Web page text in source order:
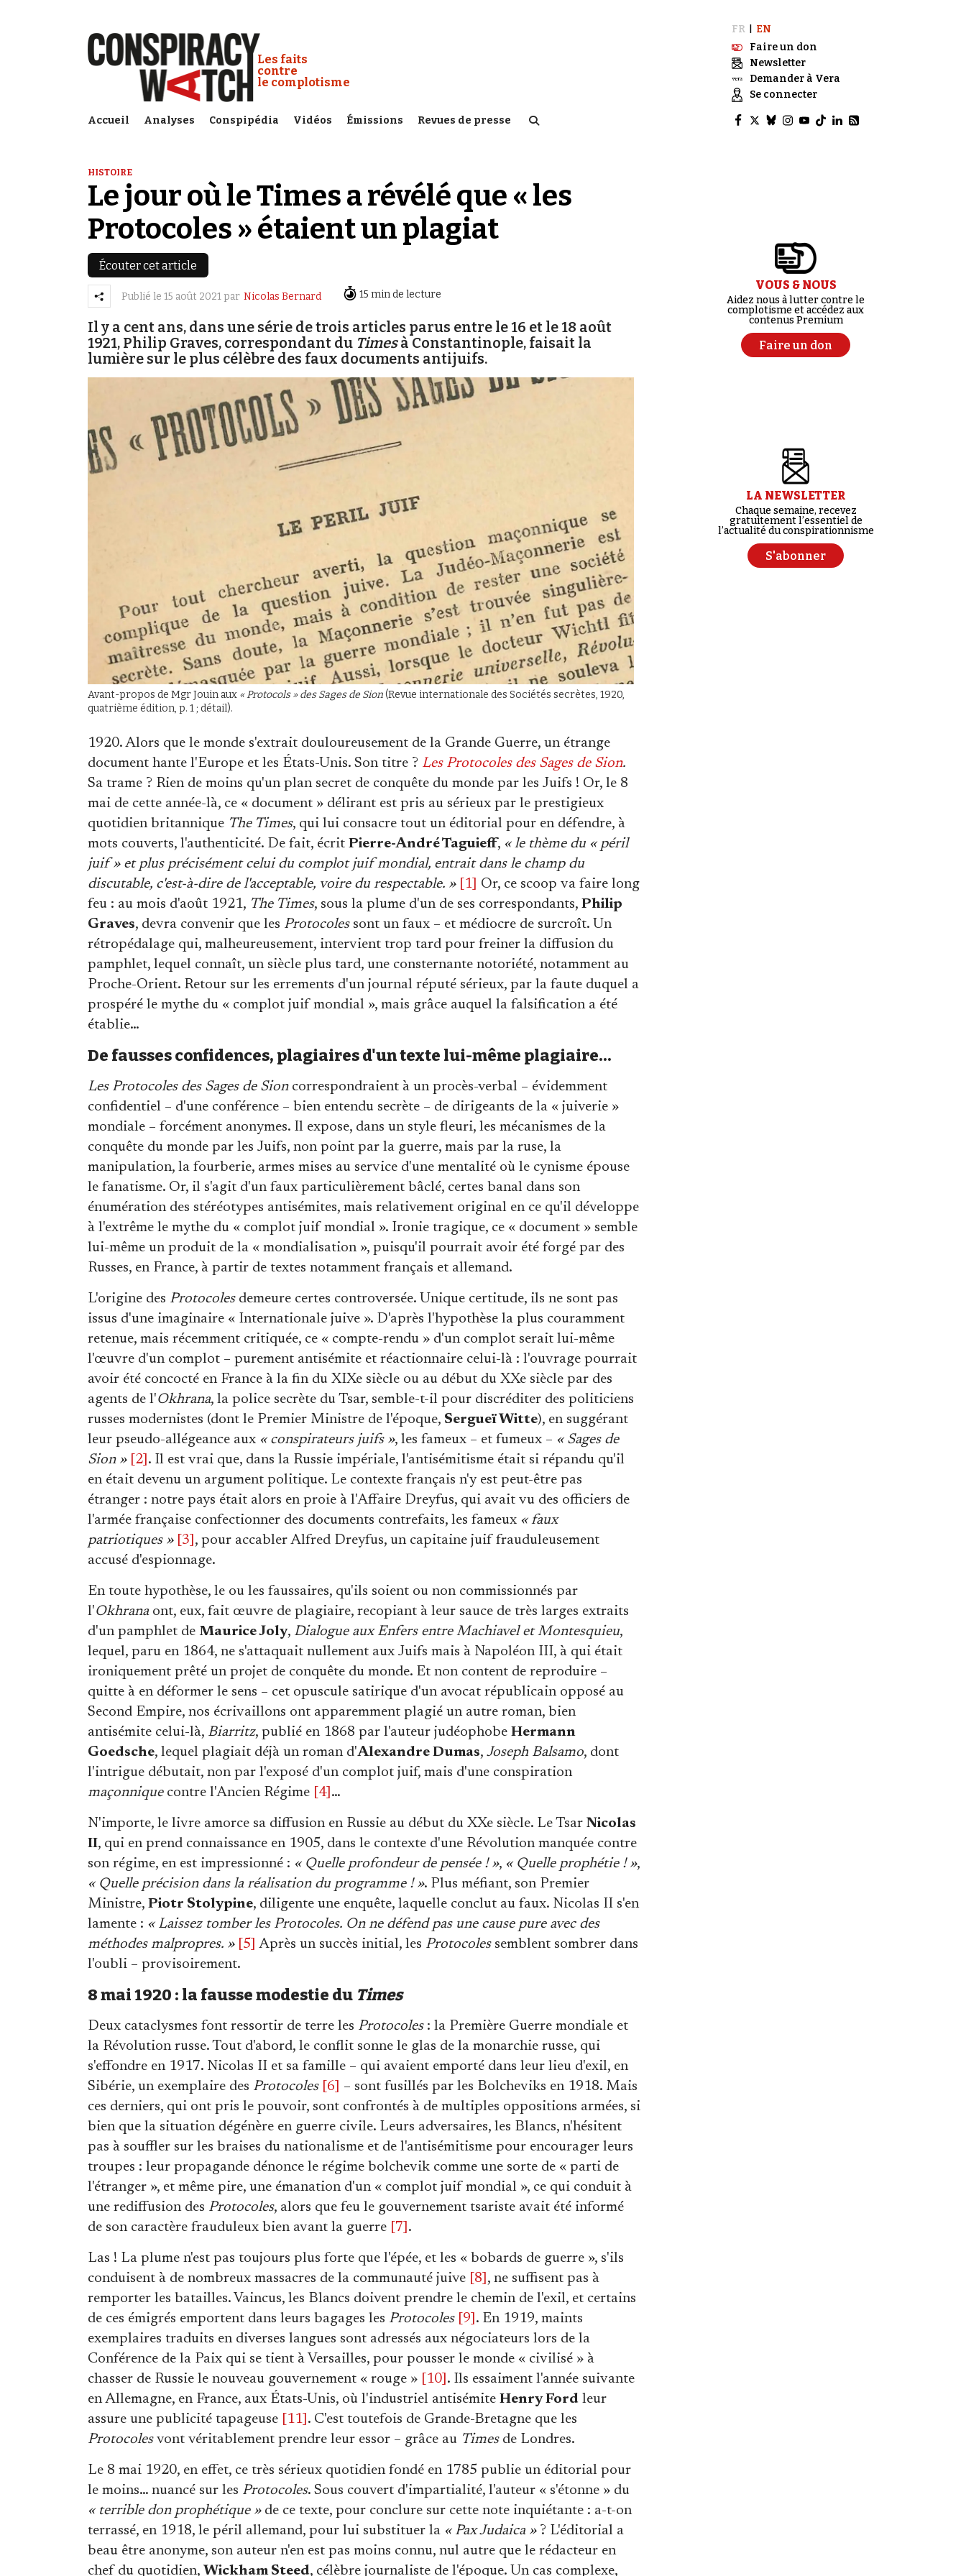
Conspiracy Watch :
Les faits
contre
le complotisme
Accueil Analyses Conspipédia Vidéos Émissions Revues de presse
FR
EN
Faire un don
Newsletter
Demander à Vera
Se connecter
HISTOIRE
Le jour où le Times a révélé que « les
Protocoles » étaient un plagiat
Écouter cet article
Publié le 15 août 2021 par Nicolas Bernard 15 min de lecture
Il y a cent ans, dans une série de trois articles parus entre le 16 et le 18 août
1921, Philip Graves, correspondant du Timesà Constantinople, faisait la
lumière sur le plus célèbre des faux documents antijuifs.
Avant-propos de Mgr Jouin aux « Protocols » des Sages de Sion(Revue internationale des Sociétés secrètes, 1920,
quatrième édition, p. 1 ; détail).
1920. Alors que le monde s'extrait douloureusement de la Grande Guerre, un étrange
document hante l'Europe et les États-Unis. Son titre ? Les Protocoles des Sages de Sion.
Sa trame ? Rien de moins qu'un plan secret de conquête du monde par les Juifs ! Or, le 8
mai de cette année-là, ce « document » délirant est pris au sérieux par le prestigieux
quotidien britannique The Times, qui lui consacre tout un éditorial pour en défendre, à
mots couverts, l'authenticité. De fait, écrit Pierre-André Taguieff, « le thème du « péril
juif » et plus précisément celui du complot juif mondial, entrait dans le champ du
discutable, c'est-à-dire de l'acceptable, voire du respectable. »
[1]
Or, ce scoop va faire long
feu : au mois d'août 1921, The Times, sous la plume d'un de ses correspondants, Philip
Graves, devra convenir que les Protocolessont un faux – et médiocre de surcroît. Un
rétropédalage qui, malheureusement, intervient trop tard pour freiner la diffusion du
pamphlet, lequel connaît, un siècle plus tard, une consternante notoriété, notamment au
Proche-Orient. Retour sur les errements d'un journal réputé sérieux, par la faute duquel a
prospéré le mythe du « complot juif mondial », mais grâce auquel la falsification a été
établie…
De fausses confidences, plagiaires d'un texte lui-même plagiaire…
Les Protocoles des Sages de Sioncorrespondraient à un procès-verbal – évidemment
confidentiel – d'une conférence – bien entendu secrète – de dirigeants de la « juiverie »
mondiale – forcément anonymes. Il expose, dans un style fleuri, les mécanismes de la
conquête du monde par les Juifs, non point par la guerre, mais par la ruse, la
manipulation, la fourberie, armes mises au service d'une mentalité où le cynisme épouse
le fanatisme. Or, il s'agit d'un faux particulièrement bâclé, certes banal dans son
énumération des stéréotypes antisémites, mais relativement original en ce qu'il développe
à l'extrême le mythe du « complot juif mondial ». Ironie tragique, ce « document » semble
lui-même un produit de la « mondialisation », puisqu'il pourrait avoir été forgé par des
Russes, en France, à partir de textes notamment français et allemand.
L'origine des Protocolesdemeure certes controversée. Unique certitude, ils ne sont pas
issus d'une imaginaire « Internationale juive ». D'après l'hypothèse la plus couramment
retenue, mais récemment critiquée, ce « compte-rendu » d'un complot serait lui-même
l'œuvre d'un complot – purement antisémite et réactionnaire celui-là : l'ouvrage pourrait
avoir été concocté en France à la fin du XIXe siècle ou au début du XXe siècle par des
agents de l'Okhrana, la police secrète du Tsar, semble-t-il pour discréditer des politiciens
russes modernistes (dont le Premier Ministre de l'époque, Sergueï Witte), en suggérant
leur pseudo-allégeance aux « conspirateurs juifs », les fameux – et fumeux – « Sages de
Sion »
[2] . Il est vrai que, dans la Russie impériale, l'antisémitisme était si répandu qu'il
en était devenu un argument politique. Le contexte français n'y est peut-être pas
étranger : notre pays était alors en proie à l'Affaire Dreyfus, qui avait vu des officiers de
l'armée française confectionner des documents contrefaits, les fameux « faux
patriotiques »
[3] , pour accabler Alfred Dreyfus, un capitaine juif frauduleusement
accusé d'espionnage.
En toute hypothèse, le ou les faussaires, qu'ils soient ou non commissionnés par
l'Okhranaont, eux, fait œuvre de plagiaire, recopiant à leur sauce de très larges extraits
d'un pamphlet de Maurice Joly, Dialogue aux Enfers entre Machiavel et Montesquieu,
lequel, paru en 1864, ne s'attaquait nullement aux Juifs mais à Napoléon III, à qui était
ironiquement prêté un projet de conquête du monde. Et non content de reproduire –
quitte à en déformer le sens – cet opuscule satirique d'un avocat républicain opposé au
Second Empire, nos écrivaillons ont apparemment plagié un autre roman, bien
antisémite celui-là, Biarritz, publié en 1868 par l'auteur judéophobe Hermann
Goedsche, lequel plagiait déjà un roman d'Alexandre Dumas, Joseph Balsamo, dont
l'intrigue débutait, non par l'exposé d'un complot juif, mais d'une conspiration
maçonniquecontre l'Ancien Régime [4] …
N'importe, le livre amorce sa diffusion en Russie au début du XXe siècle. Le Tsar Nicolas
II, qui en prend connaissance en 1905, dans le contexte d'une Révolution manquée contre
son régime, en est impressionné : « Quelle profondeur de pensée ! », « Quelle prophétie ! »,
« Quelle précision dans la réalisation du programme ! ». Plus méfiant, son Premier
Ministre, Piotr Stolypine, diligente une enquête, laquelle conclut au faux. Nicolas II s'en
lamente : « Laissez tomber les Protocoles. On ne défend pas une cause pure avec des
méthodes malpropres. »
[5] Après un succès initial, les Protocoles semblent sombrer dans
l'oubli – provisoirement.
8 mai 1920 : la fausse modestie du Times
Deux cataclysmes font ressortir de terre les Protocoles: la Première Guerre mondiale et
la Révolution russe. Tout d'abord, le conflit sonne le glas de la monarchie russe, qui
s'effondre en 1917. Nicolas II et sa famille – qui avaient emporté dans leur lieu d'exil, en
Sibérie, un exemplaire des Protocoles [6]
– sont fusillés par les Bolcheviks en 1918. Mais
ces derniers, qui ont pris le pouvoir, sont confrontés à de multiples oppositions armées, si
bien que la situation dégénère en guerre civile. Leurs adversaires, les Blancs, n'hésitent
pas à souffler sur les braises du nationalisme et de l'antisémitisme pour encourager leurs
troupes : leur propagande dénonce le régime bolchevik comme une sorte de « parti de
l'étranger », et même pire, une émanation d'un « complot juif mondial », ce qui conduit à
une rediffusion des Protocoles, alors que feu le gouvernement tsariste avait été informé
de son caractère frauduleux bien avant la guerre
[7] .
Las ! La plume n'est pas toujours plus forte que l'épée, et les « bobards de guerre », s'ils
conduisent à de nombreux massacres de la communauté juive
[8] , ne suffisent pas à
remporter les batailles. Vaincus, les Blancs doivent prendre le chemin de l'exil, et certains
de ces émigrés emportent dans leurs bagages les Protocoles [9] . En 1919, maints
exemplaires traduits en diverses langues sont adressés aux négociateurs lors de la
Conférence de la Paix qui se tient à Versailles, pour pousser le monde « civilisé » à
chasser de Russie le nouveau gouvernement « rouge »
[10] . Ils essaiment l'année suivante
en Allemagne, en France, aux États-Unis, où l'industriel antisémite Henry Ford leur
assure une publicité tapageuse
[11] . C'est toutefois de Grande-Bretagne que les
Protocolesvont véritablement prendre leur essor – grâce au Timesde Londres.
Le 8 mai 1920, en effet, ce très sérieux quotidien fondé en 1785 publie un éditorial pour
le moins… nuancé sur les Protocoles. Sous couvert d'impartialité, l'auteur « s'étonne » du
« terrible don prophétique »de ce texte, pour conclure sur cette note inquiétante : a-t-on
terrassé, en 1918, le péril allemand, pour lui substituer la « Pax Judaica »? L'éditorial a
beau être anonyme, son auteur n'en est pas moins connu, nul autre que le rédacteur en
chef du quotidien, Wickham Steed, célèbre journaliste de l'époque. Un cas complexe,
VOUS & NOUS
Aidez nous à lutter contre le
complotisme et accédez aux
contenus Premium
Faire un don
LA NEWSLETTER
Chaque semaine, recevez
gratuitement l’essentiel de
l’actualité du conspirationnisme
S'abonner